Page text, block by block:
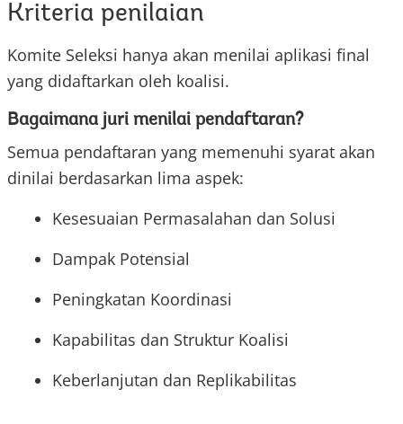
Kriteria penilaian
Komite Seleksi hanya akan menilai aplikasi final
yang didaftarkan oleh koalisi.
Bagaimana juri menilai pendaftaran?
Semua pendaftaran yang memenuhi syarat akan
dinilai berdasarkan lima aspek:
Kesesuaian Permasalahan dan Solusi
Dampak Potensial
Peningkatan Koordinasi
Kapabilitas dan Struktur Koalisi
Keberlanjutan dan Replikabilitas